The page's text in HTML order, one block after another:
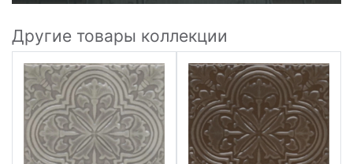
Другие товары коллекции